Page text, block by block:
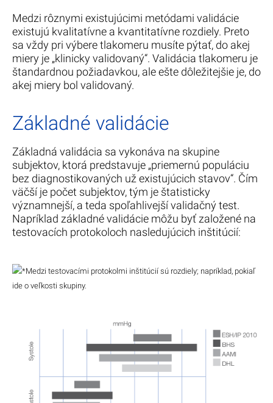
Medzi rôznymi existujúcimi metódami validácie
existujú kvalitatívne a kvantitatívne rozdiely. Preto
sa vždy pri výbere tlakomeru musíte pýtať, do akej
miery je „klinicky validovaný“. Validácia tlakomeru je
štandardnou požiadavkou, ale ešte dôležitejšie je, do
akej miery bol validovaný.
Základné validácie
Základná validácia sa vykonáva na skupine
subjektov, ktorá predstavuje „priemernú populáciu
bez diagnostikovaných už existujúcich stavov“. Čím
väčší je počet subjektov, tým je štatisticky
významnejší, a teda spoľahlivejší validačný test.
Napríklad základné validácie môžu byť založené na
testovacích protokoloch nasledujúcich inštitúcií:
*Medzi testovacími protokolmi inštitúcií sú rozdiely; napríklad, pokiaľ
ide o veľkosti skupiny.